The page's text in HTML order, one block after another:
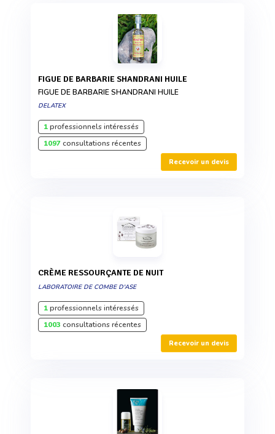
FIGUE DE BARBARIE SHANDRANI HUILE
FIGUE DE BARBARIE SHANDRANI HUILE
DELATEX
1professionnels intéressés
1097consultations récentes
Recevoir un devis
CRÈME RESSOURÇANTE DE NUIT
LABORATOIRE DE COMBE D'ASE
1professionnels intéressés
1003 consultations récentes
Recevoir un devis